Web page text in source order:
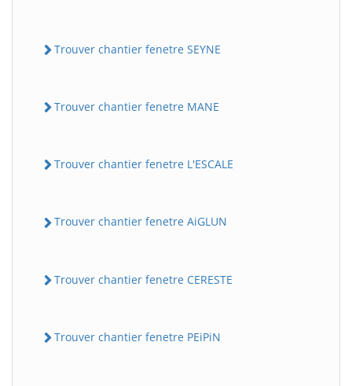
Trouver chantier fenetre SEYNE
Trouver chantier fenetre MANE
Trouver chantier fenetre L'ESCALE
Trouver chantier fenetre AiGLUN
Trouver chantier fenetre CERESTE
Trouver chantier fenetre PEiPiN